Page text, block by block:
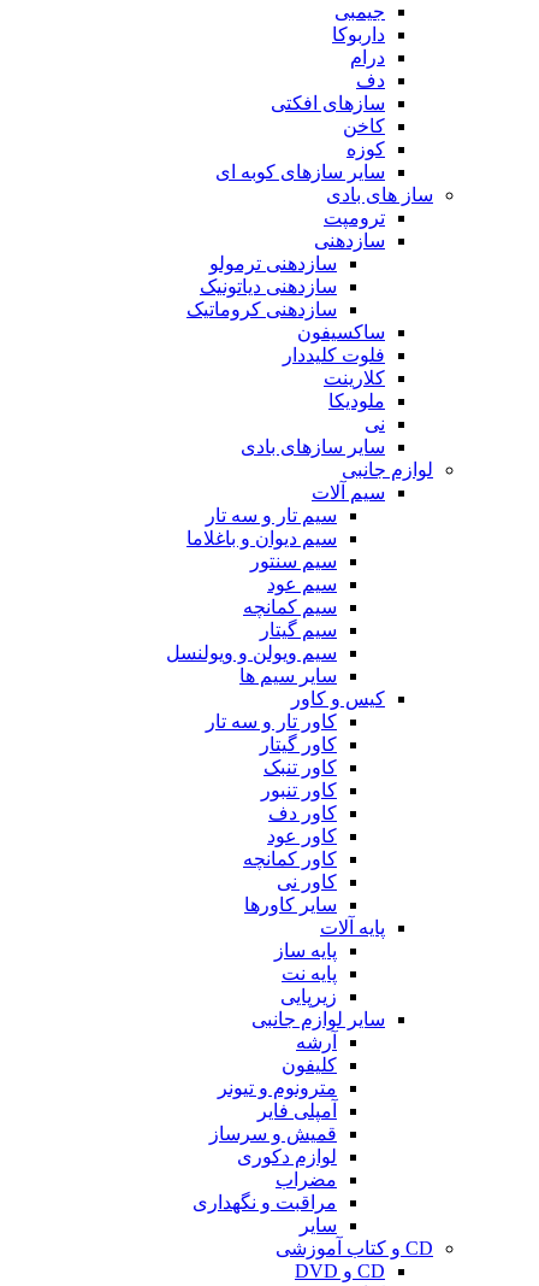
جیمبی
داربوکا
درام
دف
سازهای افکتی
کاخن
کوزه
سایر سازهای کوبه ای
ساز های بادی
ترومپت
سازدهنی
سازدهنی ترمولو
سازدهنی دیاتونیک
سازدهنی کروماتیک
ساکسیفون
فلوت کلیددار
کلارینت
ملودیکا
نی
سایر سازهای بادی
لوازم جانبی
سیم آلات
سیم تار و سه تار
سیم دیوان و باغلاما
سیم سنتور
سیم عود
سیم کمانچه
سیم گیتار
سیم ویولن و ویولنسل
سایر سیم ها
کیس و کاور
کاور تار و سه تار
کاور گیتار
کاور تنبک
کاور تنبور
کاور دف
کاور عود
کاور کمانچه
کاور نی
سایر کاورها
پایه آلات
پایه ساز
پایه نت
زیرپایی
سایر لوازم جانبی
آرشه
کلیفون
مترونوم و تیونر
آمپلی فایر
قمیش و سرساز
لوازم دکوری
مضراب
مراقبت و نگهداری
سایر
CD و کتاب آموزشی
CD و DVD